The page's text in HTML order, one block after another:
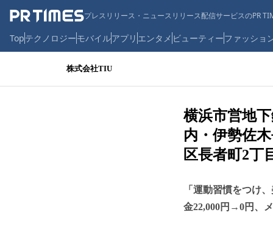
プレスリリース・ニュースリリース配信サービスのPR
Topテクノロジーモバイルアプリ エンタメ ビューティーファッショ
株式会社TIU
横浜市営地
内・伊勢佐
区長者町2丁
「運動習慣をつけ
金22,000円→0円、